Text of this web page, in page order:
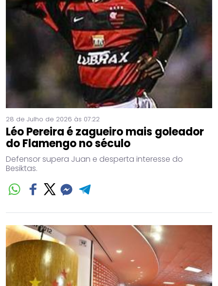
28 de Julho de 2026 às 07:22
Léo Pereira é zagueiro mais goleador
do Flamengo no século
Defensor supera Juan e desperta interesse do
Besiktas.